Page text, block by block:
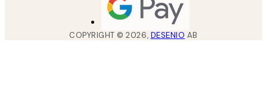
COPYRIGHT ©2026, DESENIO AB